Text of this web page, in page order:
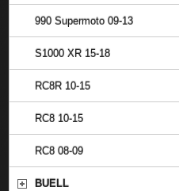
990 Supermoto 09-13
S1000 XR 15-18
RC8R 10-15
RC8 10-15
RC8 08-09
BUELL